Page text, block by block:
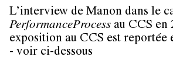
L’interview de Manon dans le
PerformanceProcess au CCS en
exposition au CCS est reportée
- voir ci-dessous